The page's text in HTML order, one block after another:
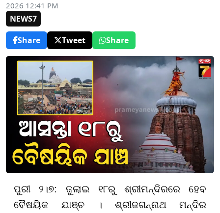
2026 12:41 PM
NEWS7
Share
Tweet Share
ପୁରୀ ୨।୭: ଜୁଲାଇ ୧୮ରୁ ଶ୍ରୀମନ୍ଦିରରେ ହେବ
ବୈଷୟିକ ଯାଞ୍ଚ । ଶ୍ରୀଜଗନ୍ନାଥ ମନ୍ଦିର